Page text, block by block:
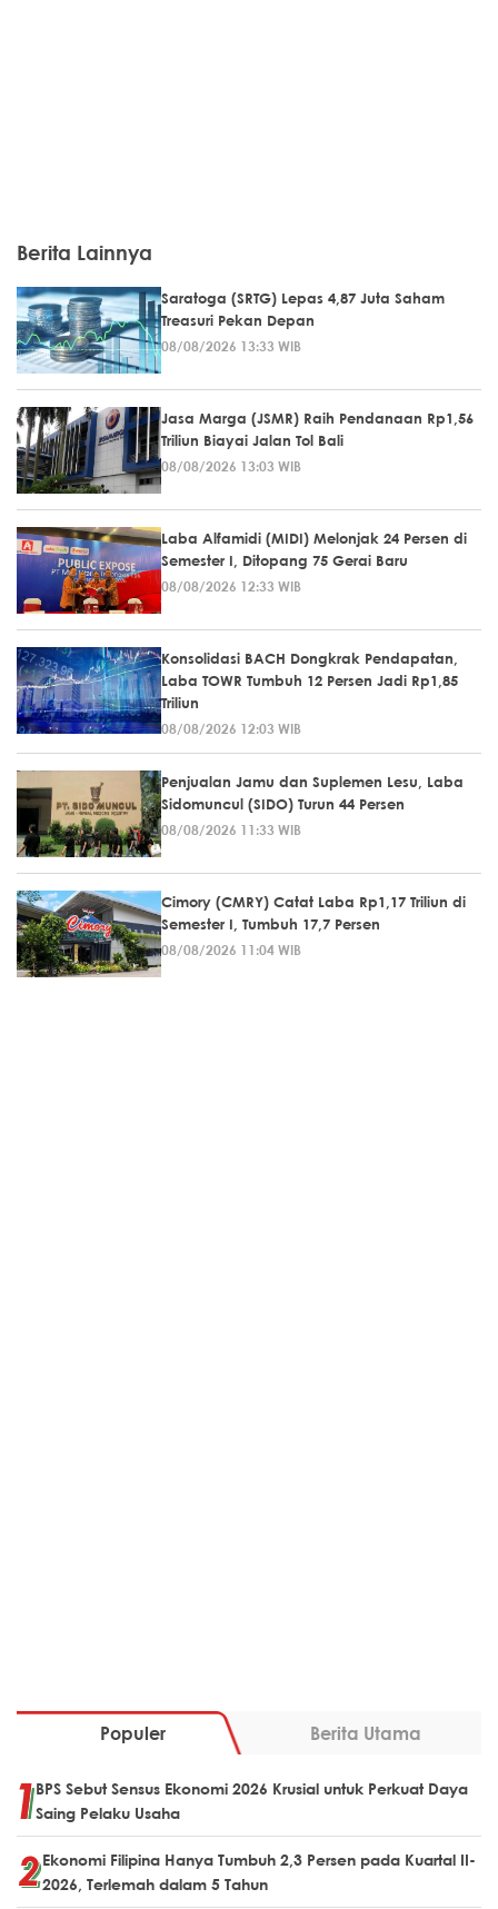
Berita Lainnya
Saratoga (SRTG) Lepas 4,87 Juta Saham
Treasuri Pekan Depan
08/08/2026 13:33 WIB
Jasa Marga (JSMR) Raih Pendanaan Rp1,56
Triliun Biayai Jalan Tol Bali
08/08/2026 13:03 WIB
Laba Alfamidi (MIDI) Melonjak 24 Persen di
Semester I, Ditopang 75 Gerai Baru
08/08/2026 12:33 WIB
Konsolidasi BACH Dongkrak Pendapatan,
Laba TOWR Tumbuh 12 Persen Jadi Rp1,85
Triliun
08/08/2026 12:03 WIB
Penjualan Jamu dan Suplemen Lesu, Laba
Sidomuncul (SIDO) Turun 44 Persen
08/08/2026 11:33 WIB
Cimory (CMRY) Catat Laba Rp1,17 Triliun di
Semester I, Tumbuh 17,7 Persen
08/08/2026 11:04 WIB
Populer Berita Utama
BPS Sebut Sensus Ekonomi 2026 Krusial untuk Perkuat Daya
Saing Pelaku Usaha
Ekonomi Filipina Hanya Tumbuh 2,3 Persen pada Kuartal II-
2026, Terlemah dalam 5 Tahun